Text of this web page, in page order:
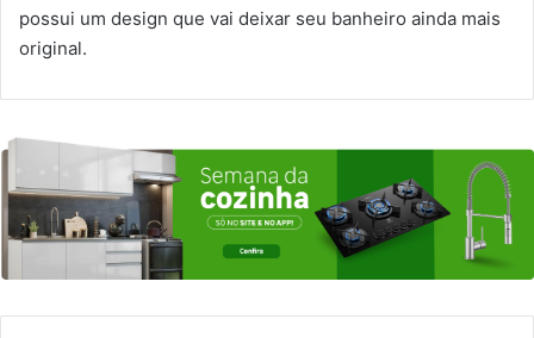
possui um design que vai deixar seu banheiro ainda mais
original.